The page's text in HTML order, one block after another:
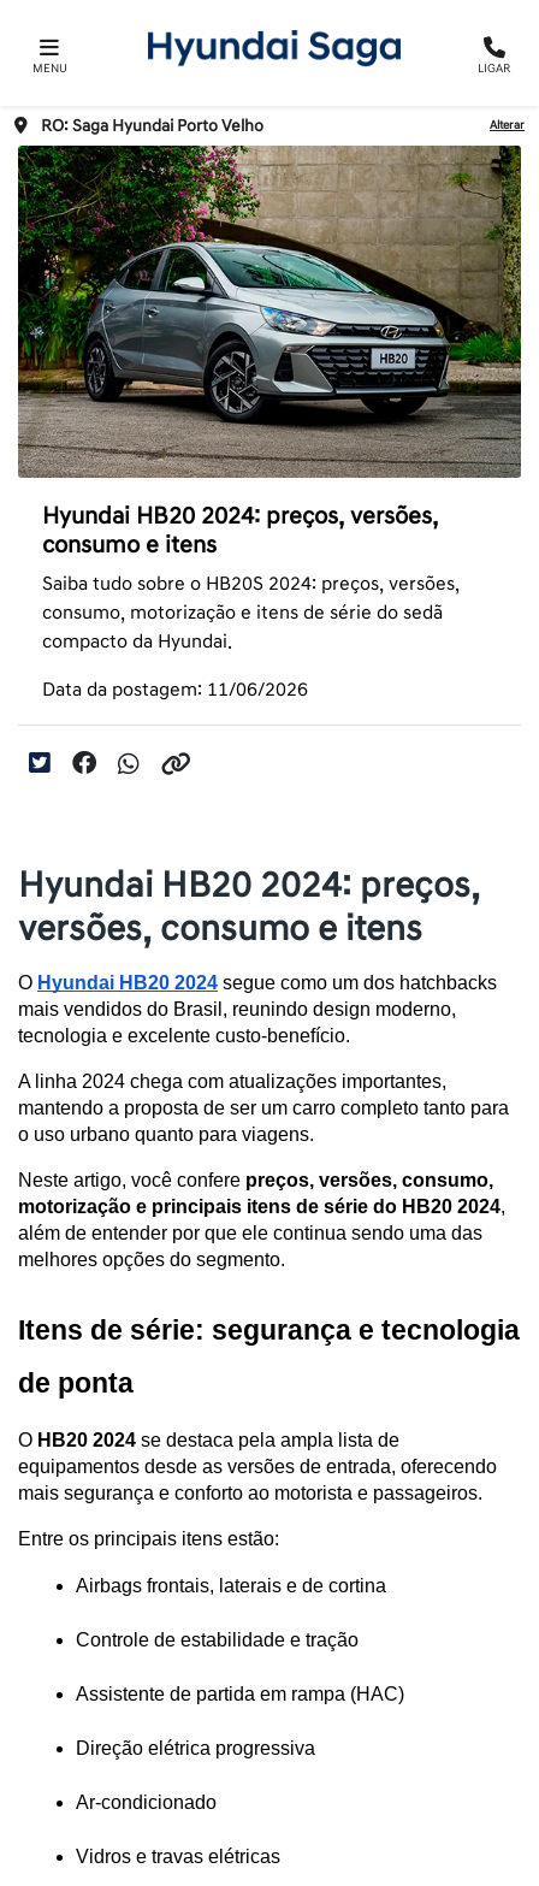
MENU LIGAR
RO: Saga Hyundai Porto Velho Alterar
Hyundai HB20 2024: preços, versões,
consumo e itens
Saiba tudo sobre o HB20S 2024: preços, versões,
consumo, motorização e itens de série do sedã
compacto da Hyundai.
Data da postagem: 11/06/2026
Hyundai HB20 2024: preços,
versões, consumo e itens
O Hyundai HB20 2024 segue como um dos hatchbacks
mais vendidos do Brasil, reunindo design moderno,
tecnologia e excelente custo-benefício.
A linha 2024 chega com atualizações importantes,
mantendo a proposta de ser um carro completo tanto para
o uso urbano quanto para viagens.
Neste artigo, você confere preços, versões, consumo,
motorização e principais itens de série do HB20 2024,
além de entender por que ele continua sendo uma das
melhores opções do segmento.
Itens de série: segurança e tecnologia
de ponta
O HB20 2024 se destaca pela ampla lista de
equipamentos desde as versões de entrada, oferecendo
mais segurança e conforto ao motorista e passageiros.
Entre os principais itens estão:
Airbags frontais, laterais e de cortina
Controle de estabilidade e tração
Assistente de partida em rampa (HAC)
Direção elétrica progressiva
Ar-condicionado
Vidros e travas elétricas